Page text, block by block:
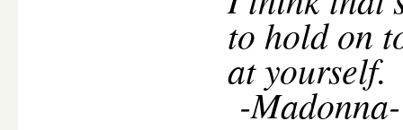
to hold on
at yourself.
-Madonna-